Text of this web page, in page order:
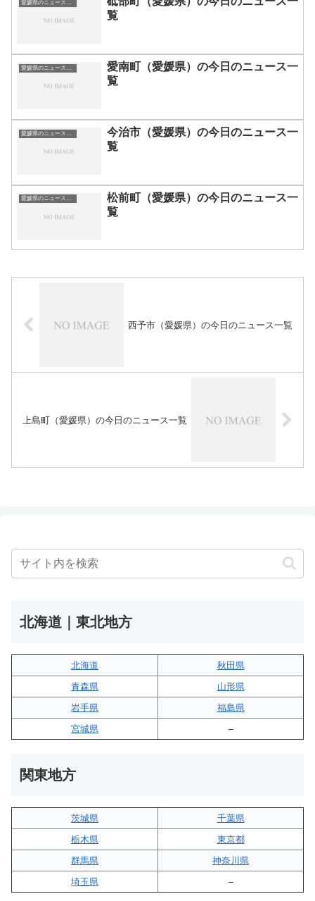
覧
愛南町（愛媛県）の今日のニュース一
覧
今治市（愛媛県）の今日のニュース一
覧
愛媛県のニュース一覧
松前町（愛媛県）の今日のニュース一
覧
西予市（愛媛県）の今日のニュース一覧
上島町（愛媛県）の今日のニュース一覧
北海道｜東北地方
北海道
秋田県
青森県
山形県
岩手県
福島県
宮城県
–
関東地方
茨城県
千葉県
栃木県
東京都
群馬県
神奈川県
埼玉県
–